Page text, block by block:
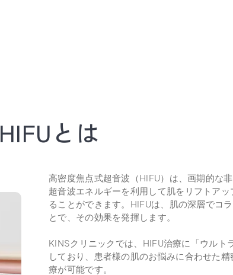
HIFUとは
高密度焦点式超音波（HIFU）は、画期的な
超音波エネルギーを利用して肌をリフトア
ることができます。HIFUは、肌の深層でコ
とで、その効果を発揮します。
KINSクリニックでは、HIFU治療に「ウルト
しており、患者様の肌のお悩みに合わせた
療が可能です。